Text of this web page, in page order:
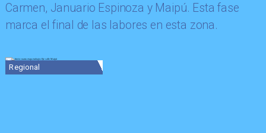
Carmen, Januario Espinoza y Maipú. Esta fase
marca el final de las labores en esta zona.
Regional